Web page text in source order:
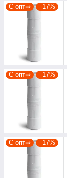
Є опт⇒ –17%
Є опт⇒ –17%
Є опт⇒ –17%